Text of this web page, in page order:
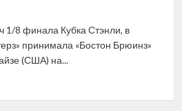
1/8 финала Кубка Стэнли, в
принимала «Бостон Брюинз»
(США) на...